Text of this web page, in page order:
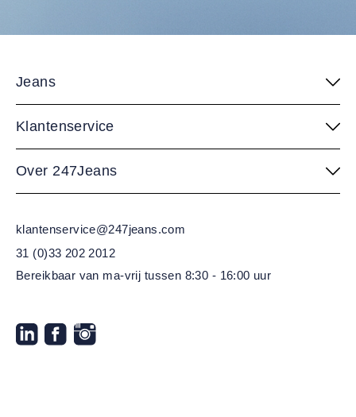
Jeans
Klantenservice
Over 247Jeans
klantenservice@247jeans.com
31 (0)33 202 2012
Bereikbaar van ma-vrij tussen 8:30 - 16:00 uur